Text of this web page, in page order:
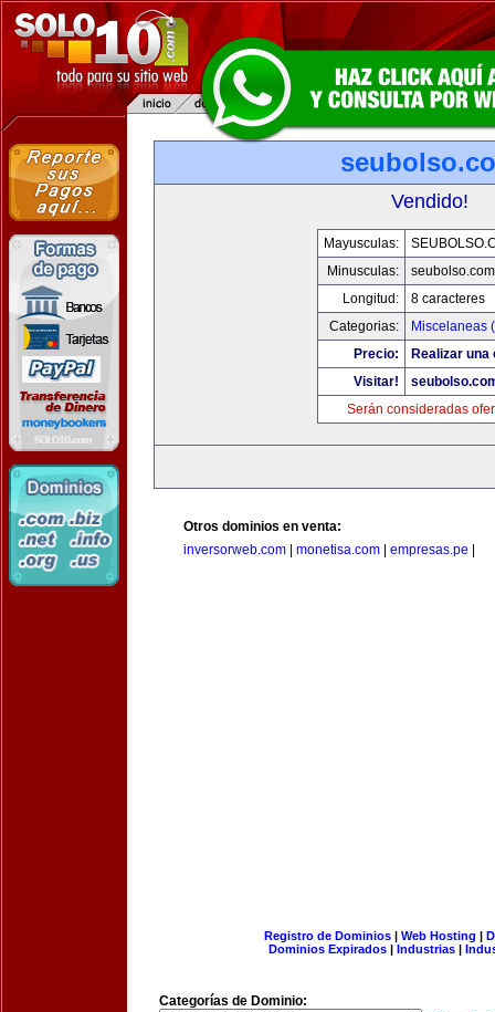
Vendido!
Mayusculas:
Minusculas:
seubolso.com
Longitud:
8 caracteres
Categorias:
Miscelaneas
Precio:
Realizar una
Visitar!
Serán consideradas
Otros dominios en venta:
inversorweb.com
monetisa.com empresas.pe
Registro de Dominios| Web Hosting |
Dominios Expirados | Industrias |
Categorías de Dominio: